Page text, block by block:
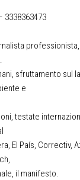
3338363473
sfruttamento sul
e
testate
El País, Correctiv,
il manifesto.